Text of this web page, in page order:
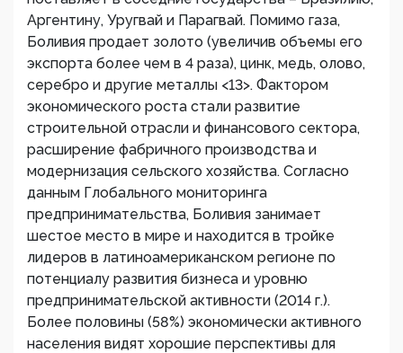
Аргентину, Уругвай и Парагвай. Помимо газа,
Боливия продает золото (увеличив объемы его
экспорта более чем в 4 раза), цинк, медь, олово,
серебро и другие металлы <13>. Фактором
экономического роста стали развитие
строительной отрасли и финансового сектора,
расширение фабричного производства и
модернизация сельского хозяйства. Согласно
данным Глобального мониторинга
предпринимательства, Боливия занимает
шестое место в мире и находится в тройке
лидеров в латиноамериканском регионе по
потенциалу развития бизнеса и уровню
предпринимательской активности (2014 г.).
Более половины (58%) экономически активного
населения видят хорошие перспективы для